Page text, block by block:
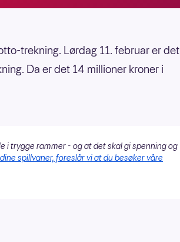
trekning. Lørdag 11. februar er det
Da er det 14 millioner kroner i
i trygge rammer - og at det skal gi spenning og
spillvaner, foreslår vi at du besøker våre